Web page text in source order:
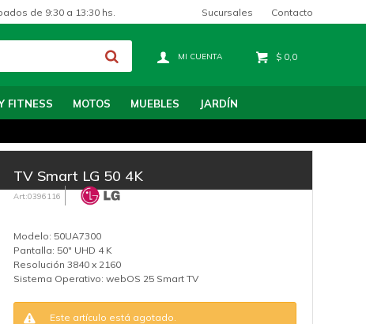
FITNESS MOTOS MUEBLES JARDÍN
$ 0,0
de 9:30 a 13:30 hs. Sucursales Contacto
TV Smart LG 50 4K
0396116
Modelo: 50UA7300
Pantalla: 50" UHD 4 K
Resolución 3840 x 2160
Sistema Operativo: webOS 25 Smart TV
Este artículo está agotado.